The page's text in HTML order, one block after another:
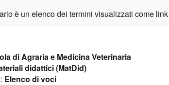
è un elenco dei termini visualizzati come link
di Agraria e Medicina Veterinaria
didattici (MatDid)
Elenco di voci